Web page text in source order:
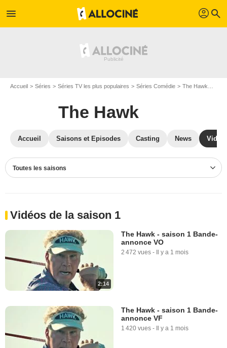
menu profil search
Accueil Séries Séries TV les plus populaires Séries Comédie The Hawk
The Hawk
Accueil Saisons et Episodes Casting News
Toutes les saisons
Vidéos de la saison 1
2:14
The Hawk - saison 1 Bande-
annonce VO
2 472 vues - Il y a 1 mois
The Hawk - saison 1 Bande-
annonce VF
1 420 vues - Il y a 1 mois